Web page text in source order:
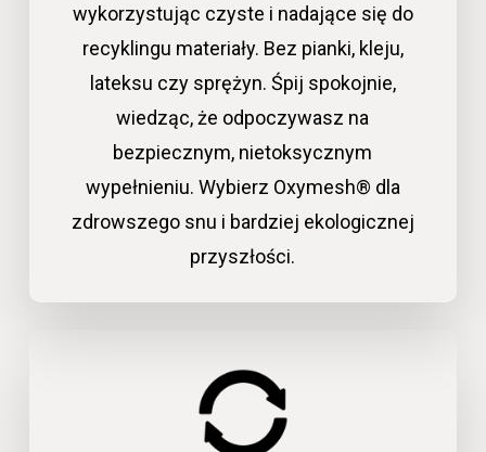
wykorzystując czyste i nadające się do
recyklingu materiały. Bez pianki, kleju,
lateksu czy sprężyn. Śpij spokojnie,
wiedząc, że odpoczywasz na
bezpiecznym, nietoksycznym
wypełnieniu. Wybierz Oxymesh® dla
zdrowszego snu i bardziej ekologicznej
przyszłości.